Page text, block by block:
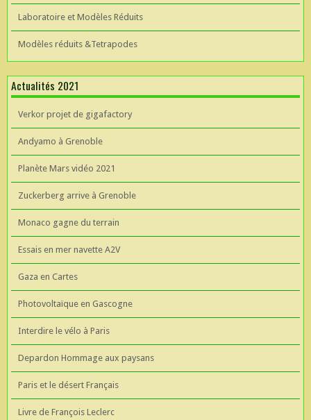
Laboratoire et Modèles Réduits
Modèles réduits &Tetrapodes
Actualités 2021
Verkor projet de gigafactory
Andyamo à Grenoble
Planète Mars vidéo 2021
Zuckerberg arrive à Grenoble
Monaco gagne du terrain
Essais en mer navette A2V
Gaza en Cartes
Photovoltaïque en Gascogne
Interdire le vélo à Paris
Depardon Hommage aux paysans
Paris et le désert Français
Livre de François Leclerc